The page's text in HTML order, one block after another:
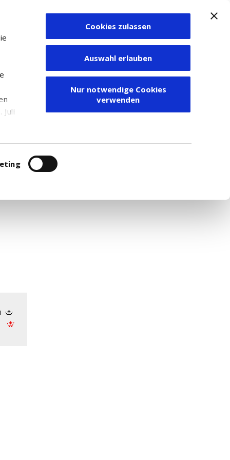
Juli
Cookies zulassen
Auswahl erlauben
Nur notwendige Cookies
verwenden
Zum Depot